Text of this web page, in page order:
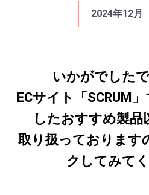
2024年12月
いかがでしたで
ECサイト「SCRUM
したおすすめ製品
取り扱っております
クしてみてく